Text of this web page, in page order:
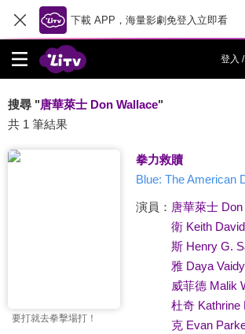
下載 APP，海量影劇免登入立即看
登入
搜尋 "唐華萊士 Don Wallace"
共 1 筆結果
要打就去拳擊場打！
拳力救贖
Blue: The American
演員： 唐華萊士
衛 Keith David
斯 Henry G.
雅 Daya
威菲德 Malik
杜奇 Kathrine
克 Evan